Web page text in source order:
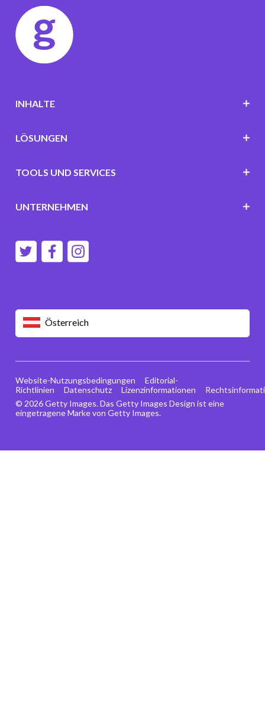
Österreich
INHALTE
LÖSUNGEN
TOOLS UND SERVICES
UNTERNEHMEN
© 2026 Getty Images. Das Getty Images Design ist eine
eingetragene Marke von Getty Images.
Website-Nutzungsbedingungen
Editorial-
Richtlinien
Datenschutz Lizenzinformationen